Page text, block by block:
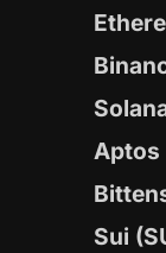
Aptos
Sui